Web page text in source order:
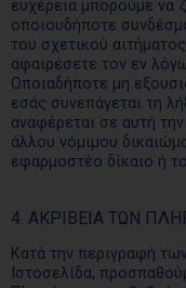
ευχέρεια μπορούμε να
οποιουδήποτε
του σχετικού
αφαιρέσετε τον εν
Οποιαδήποτε μη
εσάς συνεπάγεται τη
αναφέρεται σε αυτή
άλλου νόμιμου
εφαρμοστέο δίκαιο ή
4. ΑΚΡΙΒΕΙΑ ΤΩΝ
Κατά την περιγραφή
Ιστοσελίδα,